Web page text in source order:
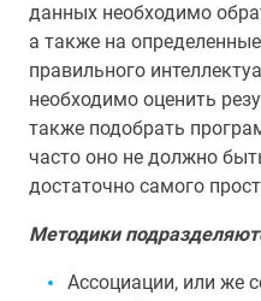
данных необходимо
а также на
правильного
необходимо оценить
также подобрать
часто оно не должно
достаточно самого
Методики
Ассоциации, или же